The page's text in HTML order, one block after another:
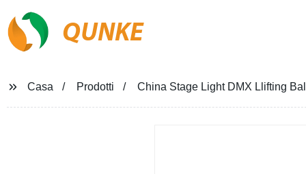
QUNKE
Casa Prodotti China Stage Light DMX Llifting